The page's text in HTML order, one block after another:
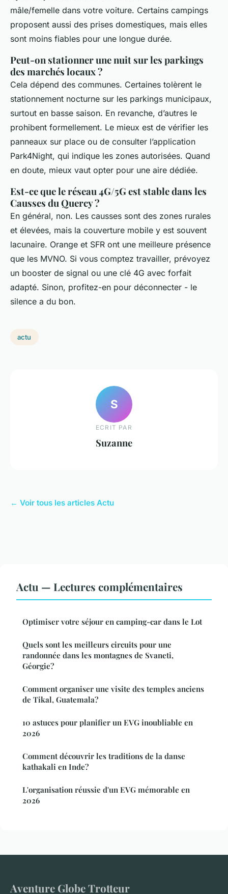
mâle/femelle dans votre voiture. Certains campings
proposent aussi des prises domestiques, mais elles
sont moins fiables pour une longue durée.
Peut-on stationner une nuit sur les parkings
des marchés locaux ?
Cela dépend des communes. Certaines tolèrent le
stationnement nocturne sur les parkings municipaux,
surtout en basse saison. En revanche, d’autres le
prohibent formellement. Le mieux est de vérifier les
panneaux sur place ou de consulter l’application
Park4Night, qui indique les zones autorisées. Quand
en doute, mieux vaut opter pour une aire dédiée.
Est-ce que le réseau 4G/5G est stable dans les
Causses du Quercy ?
En général, non. Les causses sont des zones rurales
et élevées, mais la couverture mobile y est souvent
lacunaire. Orange et SFR ont une meilleure présence
que les MVNO. Si vous comptez travailler, prévoyez
un booster de signal ou une clé 4G avec forfait
adapté. Sinon, profitez-en pour déconnecter - le
silence a du bon.
actu
S
ECRIT PAR
Suzanne
← Voir tous les articles Actu
Actu — Lectures complémentaires
Optimiser votre séjour en camping-car dans le Lot
Quels sont les meilleurs circuits pour une
randonnée dans les montagnes de Svaneti,
Géorgie?
Comment organiser une visite des temples anciens
de Tikal, Guatemala?
10 astuces pour planifier un EVG inoubliable en
2026
Comment découvrir les traditions de la danse
kathakali en Inde?
L'organisation réussie d'un EVG mémorable en
2026
Aventure Globe Trotteur